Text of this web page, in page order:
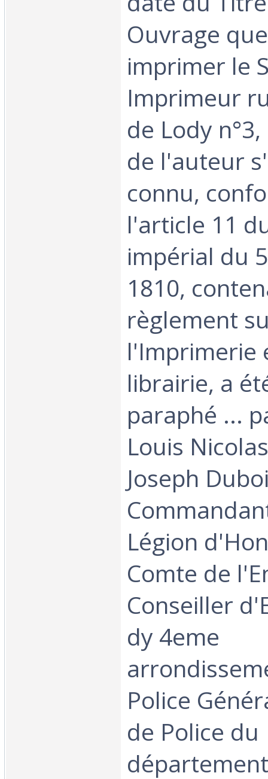
Ouvrage
imprimer le
Imprimeur
de Lody
de l'auteur
connu,
l'article 11
impérial du
1810,
règlement
l'Imprimerie
librairie, a
paraphé ...
Louis
Joseph
Légion
Comte de
Conseiller
dy 4eme
Police
de Police du